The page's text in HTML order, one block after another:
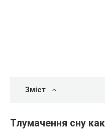
Зміст
Тлумачення сну